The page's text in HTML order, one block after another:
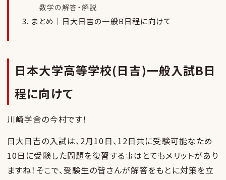
数学の解答・解説
まとめ｜日大日吉の一般B日程に向けて
日本大学高等学校(日吉)一般入試B日
程に向けて
川崎学舎の今村です！
日大日吉の入試は、2月10日、12日共に受験可能なため
10日に受験した問題を復習する事はとてもメリットがあり
ますね！そこで、受験生の皆さんが解答をもとに対策を立